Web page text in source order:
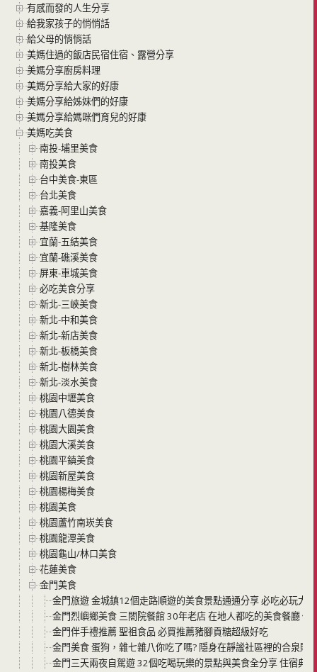
有感而發的人生分享
給我家孩子的悄悄話
給父母的悄悄話
美媽住過的飯店民宿住宿、露營分享
美媽分享廚房料理
美媽分享給大家的好康
美媽分享給姊妹們的好康
美媽分享給媽咪們育兒的好康
美媽吃美食
南投-埔里美食
南投美食
台中美食-東區
台北美食
嘉義-阿里山美食
基隆美食
宜蘭-五結美食
宜蘭-礁溪美食
屏東-車城美食
必吃美食分享
新北-三峽美食
新北-中和美食
新北-新店美食
新北-板橋美食
新北-樹林美食
新北-淡水美食
桃園中壢美食
桃園八德美食
桃園大園美食
桃園大溪美食
桃園平鎮美食
桃園新屋美食
桃園楊梅美食
桃園美食
桃園蘆竹南崁美食
桃園龍潭美食
桃園龜山/林口美食
花蓮美食
金門美食
金門旅遊 金城鎮12個走路順遊的美食景點通通分享 必吃必玩大
金門烈嶼鄉美食 三閤院餐館 30年老店 在地人都吃的美食餐廳 價
金門伴手禮推薦 聖祖食品 必買推薦豬腳貢糖超級好吃
金門美食 蛋狗，雜七雜八你吃了嗎? 隱身在靜謐社區裡的合泉購
金門三天兩夜自駕遊 32個吃喝玩樂的景點與美食全分享 住宿典